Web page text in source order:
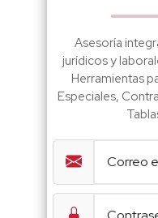
Asesoría
jurídicos y
Herramientas
Especiales,